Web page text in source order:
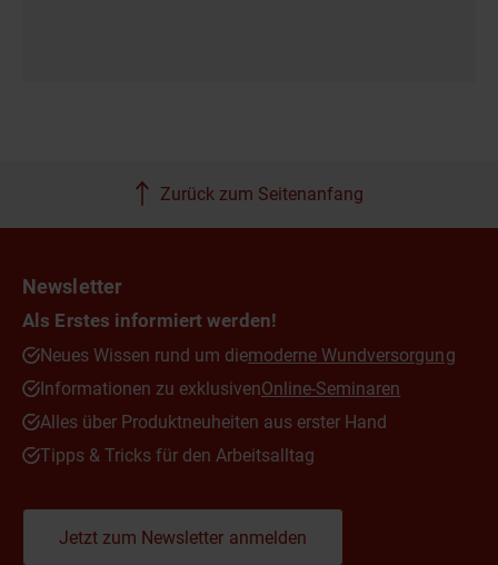
Zurück zum Seitenanfang
Newsletter
Als Erstes informiert werden!
Neues Wissen rund um diemoderne Wundversorgung
Informationen zu exklusivenOnline-Seminaren
Alles über Produktneuheiten aus erster Hand
Tipps & Tricks für den Arbeitsalltag
Jetzt zum Newsletter anmelden